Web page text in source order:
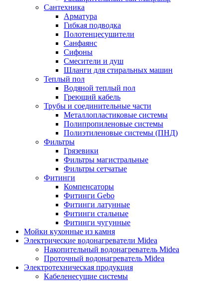
Сантехника
Арматура
Гибкая подводка
Полотенцесушители
Санфаянс
Сифоны
Смесители и душ
Шланги для стиральных машин
Теплый пол
Водяной теплый пол
Греющий кабель
Трубы и соединительные части
Металлопластиковые системы
Полипропиленовые системы
Полиэтиленовые системы (ПНД)
Фильтры
Грязевики
Фильтры магистральные
Фильтры сетчатые
Фитинги
Компенсаторы
Фитинги Gebo
Фитинги латунные
Фитинги стальные
Фитинги чугунные
Мойки кухонные из камня
Электрические водонагреватели Midea
Накопительный водонагреватель Midea
Проточный водонагреватель Midea
Электротехническая продукция
Кабеленесущие системы